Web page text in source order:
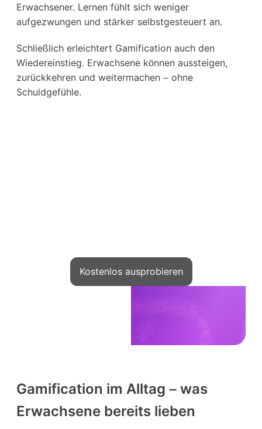
Erwachsener. Lernen fühlt sich weniger
aufgezwungen und stärker selbstgesteuert an.
Schließlich erleichtert Gamification auch den
Wiedereinstieg. Erwachsene können aussteigen,
zurückkehren und weitermachen – ohne
Schuldgefühle.
Kostenlos ausprobieren
Gamification im Alltag – was
Erwachsene bereits lieben